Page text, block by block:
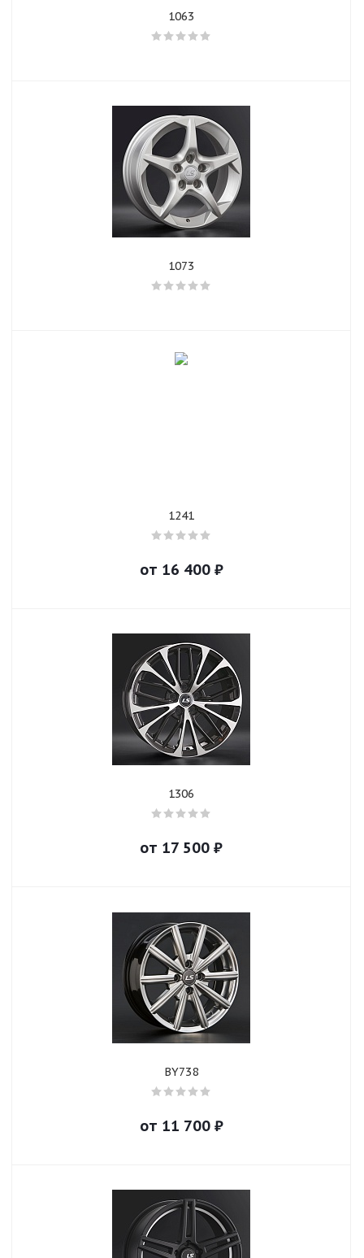
1063
1073
1241
от 16 400₽
1306
от 17 500 ₽
BY738
от 11 700₽